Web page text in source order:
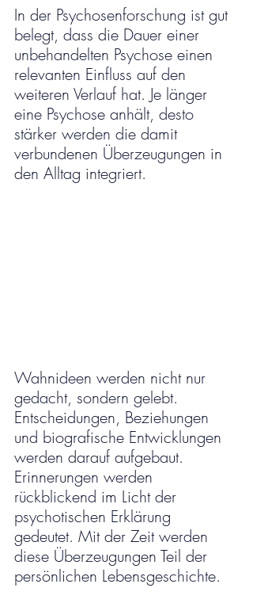
In der Psychosenforschung ist gut
belegt, dass die Dauer einer
unbehandelten Psychose einen
relevanten Einfluss auf den
weiteren Verlauf hat. Je länger
eine Psychose anhält, desto
stärker werden die damit
verbundenen Überzeugungen in
den Alltag integriert.
Wahnideen werden nicht nur
gedacht, sondern gelebt.
Entscheidungen, Beziehungen
und biografische Entwicklungen
werden darauf aufgebaut.
Erinnerungen werden
rückblickend im Licht der
psychotischen Erklärung
gedeutet. Mit der Zeit werden
diese Überzeugungen Teil der
persönlichen Lebensgeschichte.